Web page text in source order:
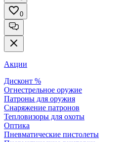
0
Акции
Дисконт %
Огнестрельное оружие
Патроны для оружия
Снаряжение патронов
Тепловизоры для охоты
Оптика
Пневматические пистолеты